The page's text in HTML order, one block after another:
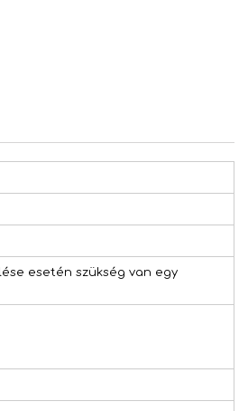
esetén szükség van egy